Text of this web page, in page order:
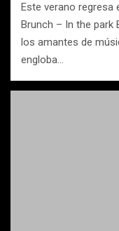
Este verano regresa
Brunch – In the park
los amantes de
engloba…